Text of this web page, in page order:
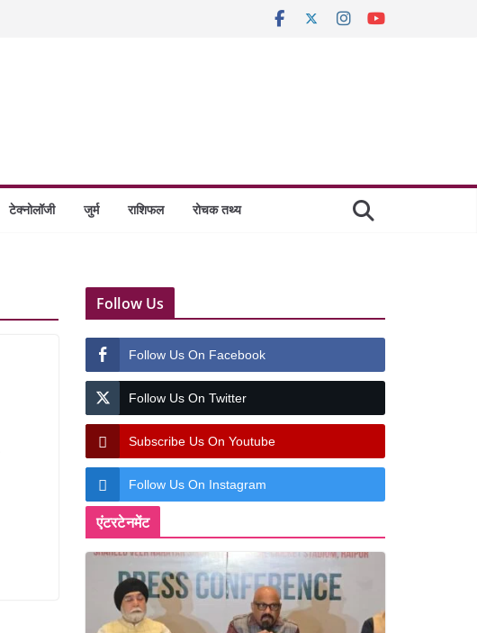
टेक्नोलॉजी जुर्म राशिफल रोचक तथ्य
Follow Us
Follow Us On Facebook
Follow Us On Twitter
Subscribe Us On Youtube
Follow Us On Instagram
एंटरटेनमेंट